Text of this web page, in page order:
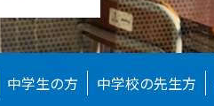
中学生の方 中学校の先生方